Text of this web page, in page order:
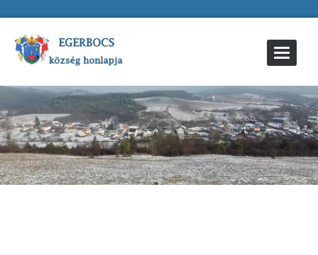
Toggle